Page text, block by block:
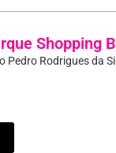
Shopping
Pedro Rodrigues da